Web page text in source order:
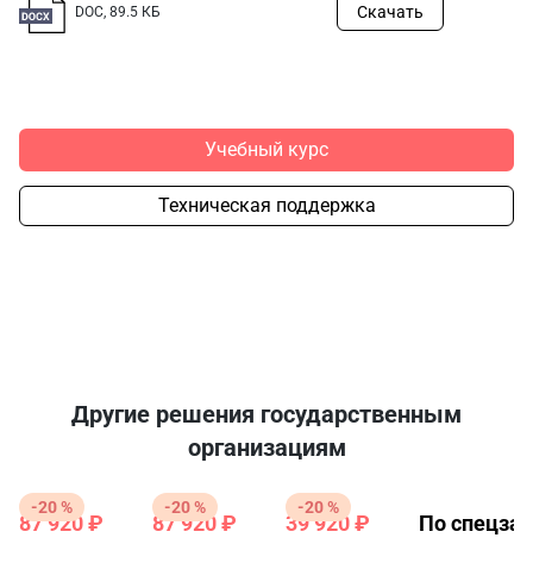
DOC, 89.5 КБ Скачать
Учебный курс
Техническая поддержка
Другие решения государственным
организациям
-20 %
87 920 ₽
-20 %
87 920 ₽
-20 %
39 920 ₽ По